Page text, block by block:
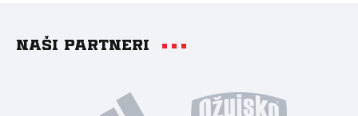
Naši partneri